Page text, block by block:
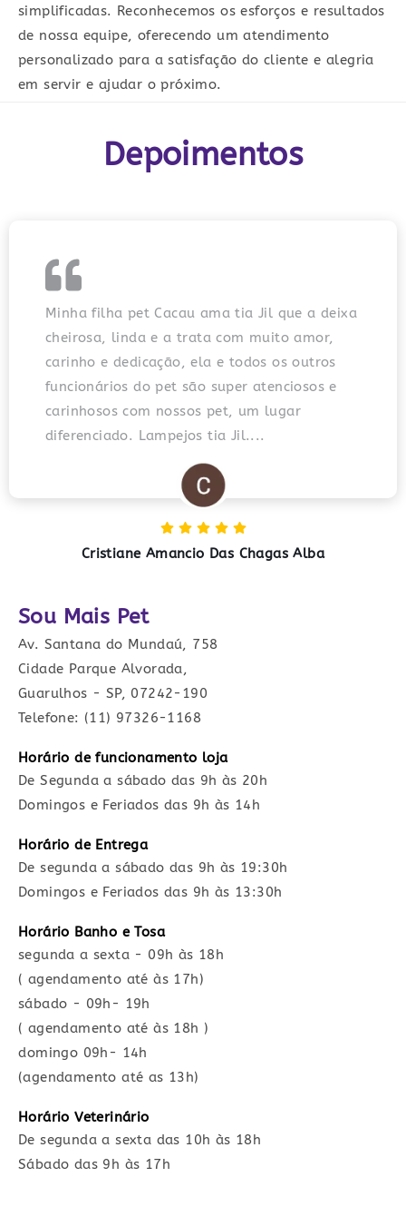
simplificadas. Reconhecemos os esforços e resultados
de nossa equipe, oferecendo um atendimento
personalizado para a satisfação do cliente e alegria
em servir e ajudar o próximo.
Depoimentos
Cristiane Amancio Das Chagas Alba
Minha filha pet Cacau ama tia Jil que a deixa
cheirosa, linda e a trata com muito amor,
carinho e dedicação, ela e todos os outros
funcionários do pet são super atenciosos e
carinhosos com nossos pet, um lugar
diferenciado. Lampejos tia Jil....
Sou Mais Pet
Av. Santana do Mundaú, 758
Cidade Parque Alvorada,
Guarulhos - SP, 07242-190
Telefone: (11) 97326-1168
Horário de funcionamento loja
De Segunda a sábado das 9h às 20h
Domingos e Feriados das 9h às 14h
Horário de Entrega
De segunda a sábado das 9h às 19:30h
Domingos e Feriados das 9h às 13:30h
Horário Banho e Tosa
segunda a sexta - 09h às 18h
( agendamento até às 17h)
sábado - 09h- 19h
( agendamento até às 18h )
⁠domingo 09h- 14h
(agendamento até as 13h)
Horário Veterinário
De segunda a sexta das 10h às 18h
Sábado das 9h às 17h